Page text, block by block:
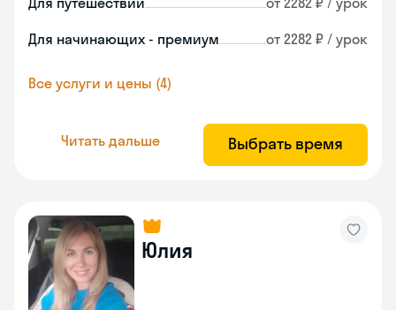
Для начинающих - премиум от 2282 ₽ / урок
Все услуги и цены (4)
Читать дальше Выбрать время
Юлия